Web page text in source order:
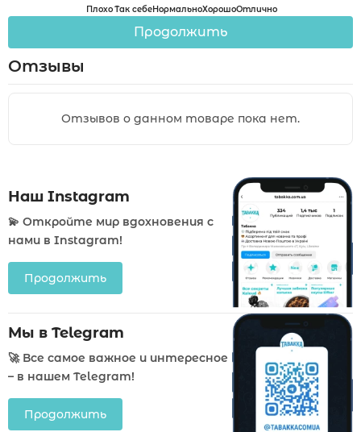
ПлохоТак себеНормальноХорошоОтлично
Продолжить
Отзывы
Отзывов о данном товаре пока нет.
Наш Instagram
💫 Откройте мир вдохновения с
нами в Instagram!
Продолжить
Мы в Telegram
🚀 Все самое важное и интересное
– в нашем Telegram!
Продолжить